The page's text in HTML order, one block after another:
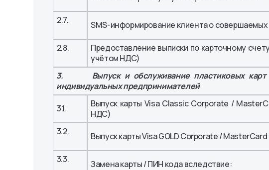
2.7. SMS-информирование клиента о
2.8.
Предоставление выписки по карточному
учётом НДС)
3. Выпуск и обслуживание пластиковых карт
индивидуальных предпринимателей
3.1.
Выпуск карты Visa Classic Corporate /
НДС)
3.2. Выпуск карты Visa GOLD Corporate /
3.3. Замена карты / ПИН кода вследствие: